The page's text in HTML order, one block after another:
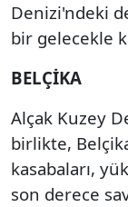
Denizi'ndeki
bir gelecekle
BELÇİKA
Alçak Kuzey
birlikte,
kasabaları,
son derece